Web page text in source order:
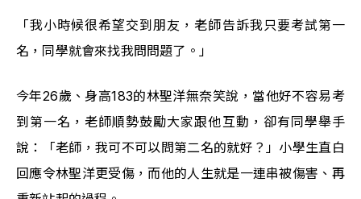
「我小時候很希望交到朋友，老師告訴我只要考試第一
名，同學就會來找我問問題了。」
今年26歲、身高183的林聖洋無奈笑說，當他好不容易考
到第一名，老師順勢鼓勵大家跟他互動，卻有同學舉手
說：「老師，我可不可以問第二名的就好？」小學生直白
回應令林聖洋更受傷，而他的人生就是一連串被傷害、再